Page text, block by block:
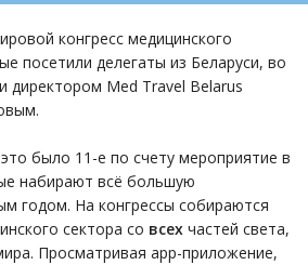
конгресс медицинского
посетили делегаты из Беларуси, во
директором Med Travel Belarus
было 11-е по счету мероприятие в
набирают всё большую
годом. На конгрессы собираются
сектора со всех частей света,
Просматривая app-приложение,